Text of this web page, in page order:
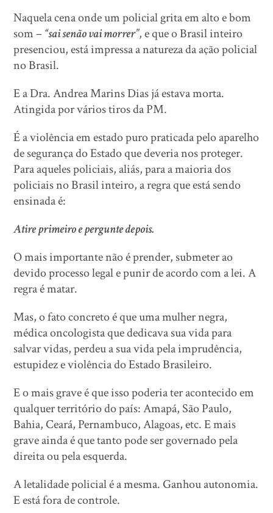
Naquela cena onde um policial grita em alto e bom
som –“sai senão vai morrer”, e que o Brasil inteiro
presenciou, está impressa a natureza da ação policial
no Brasil.
E a Dra. Andrea Marins Dias já estava morta.
Atingida por vários tiros da PM.
É a violência em estado puro praticada pelo aparelho
de segurança do Estado que deveria nos proteger.
Para aqueles policiais, aliás, para a maioria dos
policiais no Brasil inteiro, a regra que está sendo
ensinada é:
Atire primeiro e pergunte depois.
O mais importante não é prender, submeter ao
devido processo legal e punir de acordo com a lei. A
regra é matar.
Mas, o fato concreto é que uma mulher negra,
médica oncologista que dedicava sua vida para
salvar vidas, perdeu a sua vida pela imprudência,
estupidez e violência do Estado Brasileiro.
E o mais grave é que isso poderia ter acontecido em
qualquer território do país: Amapá, São Paulo,
Bahia, Ceará, Pernambuco, Alagoas, etc. E mais
grave ainda é que tanto pode ser governado pela
direita ou pela esquerda.
A letalidade policial é a mesma. Ganhou autonomia.
E está fora de controle.